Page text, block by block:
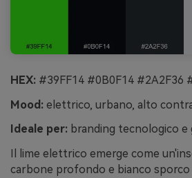
HEX: #39FF14 #0B0F14 #2A2F36
Mood: elettrico, urbano, alto
Ideale per: branding tecnologico e
Il lime elettrico emerge come
carbone profondo e bianco sporco